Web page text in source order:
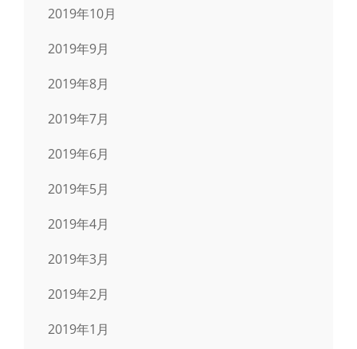
2019年10月
2019年9月
2019年8月
2019年7月
2019年6月
2019年5月
2019年4月
2019年3月
2019年2月
2019年1月